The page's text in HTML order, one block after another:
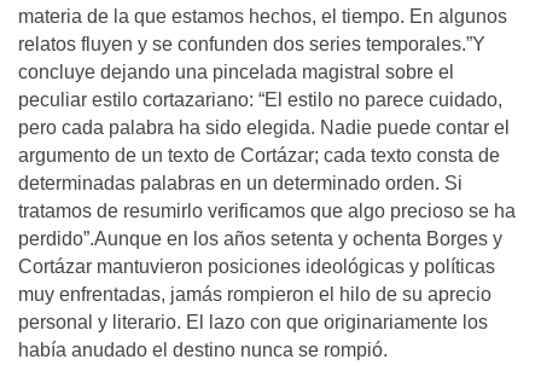
materia de la que estamos hechos, el tiempo. En algunos
relatos fluyen y se confunden dos series temporales.”Y
concluye dejando una pincelada magistral sobre el
peculiar estilo cortazariano: “El estilo no parece cuidado,
pero cada palabra ha sido elegida. Nadie puede contar el
argumento de un texto de Cortázar; cada texto consta de
determinadas palabras en un determinado orden. Si
tratamos de resumirlo verificamos que algo precioso se ha
perdido”.Aunque en los años setenta y ochenta Borges y
Cortázar mantuvieron posiciones ideológicas y políticas
muy enfrentadas, jamás rompieron el hilo de su aprecio
personal y literario. El lazo con que originariamente los
había anudado el destino nunca se rompió.